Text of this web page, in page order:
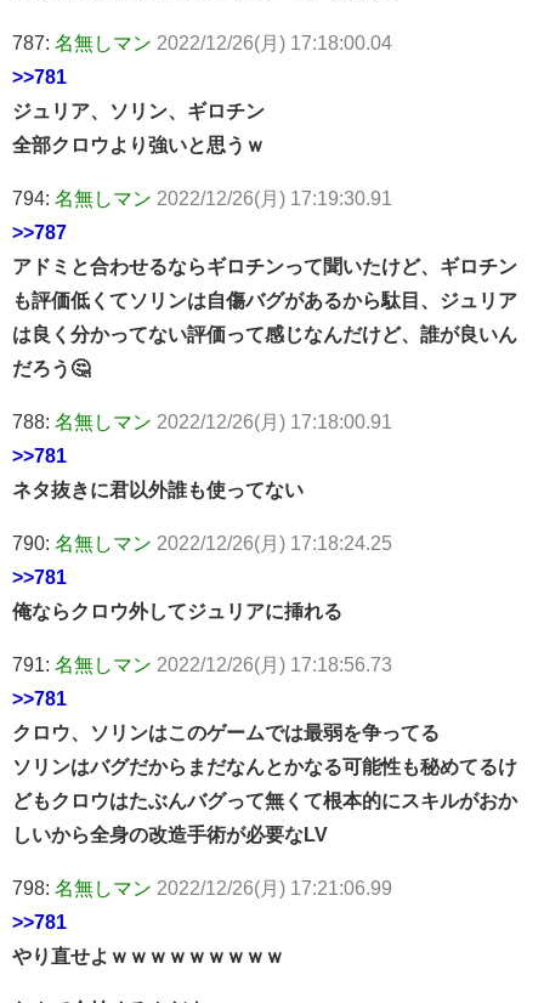
787: 名無しマン 2022/12/26(月) 17:18:00.04
>>781
ジュリア、ソリン、ギロチン
全部クロウより強いと思うｗ
794: 名無しマン 2022/12/26(月) 17:19:30.91
>>787
アドミと合わせるならギロチンって聞いたけど、ギロチン
も評価低くてソリンは自傷バグがあるから駄目、ジュリア
は良く分かってない評価って感じなんだけど、誰が良いん
だろう🤔
788: 名無しマン 2022/12/26(月) 17:18:00.91
>>781
ネタ抜きに君以外誰も使ってない
790: 名無しマン 2022/12/26(月) 17:18:24.25
>>781
俺ならクロウ外してジュリアに挿れる
791: 名無しマン 2022/12/26(月) 17:18:56.73
>>781
クロウ、ソリンはこのゲームでは最弱を争ってる
ソリンはバグだからまだなんとかなる可能性も秘めてるけ
どもクロウはたぶんバグって無くて根本的にスキルがおか
しいから全身の改造手術が必要なLV
798: 名無しマン 2022/12/26(月) 17:21:06.99
>>781
やり直せよｗｗｗｗｗｗｗｗｗ